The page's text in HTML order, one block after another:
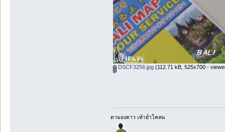
DSCF3256.jpg(112.71 kB, 525x700 -
ตามองดาว เท้าย่ำโคลน